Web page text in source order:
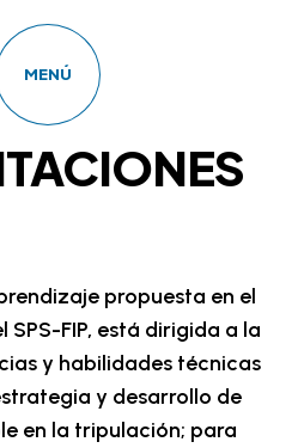
MENÚ
DE
propuesta en el
SPS-FIP, está dirigida a la
y habilidades técnicas
y desarrollo de
en la tripulación; para